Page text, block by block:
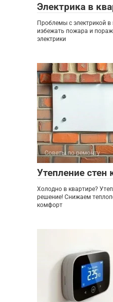
Электрика в
Проблемы с электрикой в
избежать пожара и
электрики
Советы по ремонту
Утепление стен
Холодно в квартире?
решение! Снижаем
комфорт